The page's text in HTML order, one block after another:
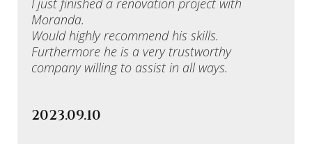
I just finished a renovation project with
Moranda.
Would highly recommend his skills.
Furthermore he is a very trustworthy
company willing to assist in all ways.
2023.09.10